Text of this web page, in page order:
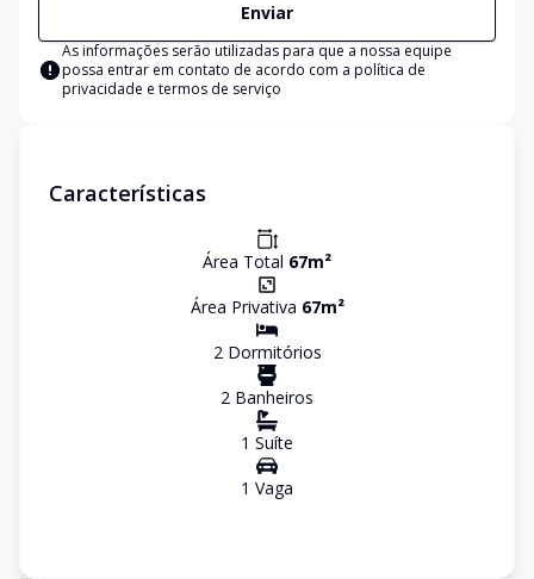
Enviar
As informações serão utilizadas para que a nossa equipe
possa entrar em contato de acordo com a política de
privacidade e termos de serviço
Características
Área Total 67m²
Área Privativa 67m²
2Dormitórios
2 Banheiros
1 Suíte
1 Vaga